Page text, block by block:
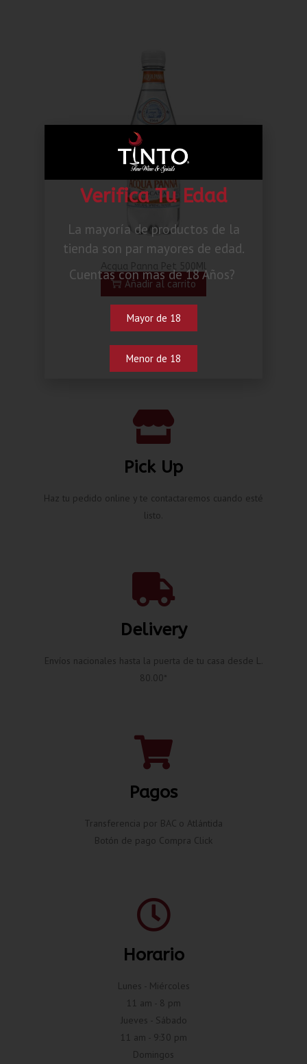
Añadir al carrito
Pick Up
Haz tu pedido online y te contactaremos cuando esté
listo.
Delivery
Envíos nacionales hasta la puerta de tu casa desde L.
80.00*
Pagos
Transferencia por BAC o Atlántida
Botón de pago Compra Click
Horario
Lunes - Miércoles
11 am - 8 pm
Jueves - Sábado
11 am - 9:30 pm
Domingos
Verifica Tu Edad
La mayoría de productos de la
tienda son par mayores de edad.
Cuentas con mas de 18 Años?
Mayor de 18
Menor de 18